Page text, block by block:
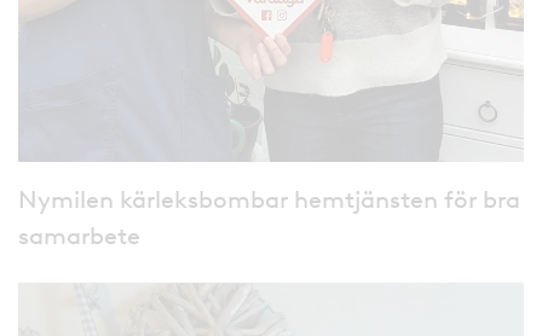
Nymilen kärleksbombar hemtjänsten för bra
samarbete